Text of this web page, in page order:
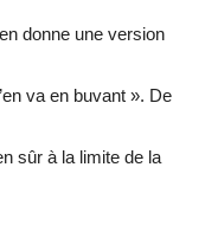
donne une version
va en buvant ». De
sûr à la limite de la